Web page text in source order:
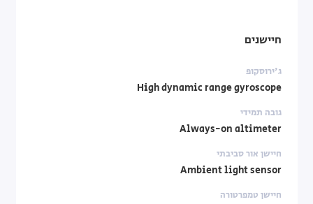
חיישנים
ג'ירוסקופ
High dynamic range gyroscope
גובה תמידי
Always-on altimeter
חיישן אור סביבתי
Ambient light sensor
חיישן טמפרטורה